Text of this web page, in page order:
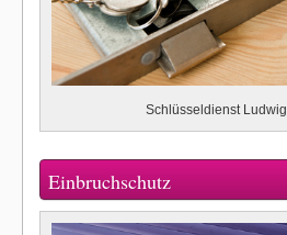
Schlüsseldienst Ludwig
Einbruchschutz